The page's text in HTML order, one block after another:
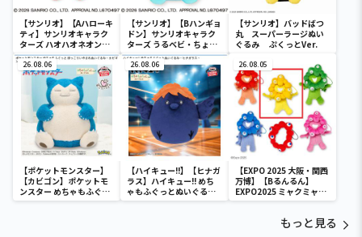
【サンリオ】【Aハローキ
ティ】サンリオキャラク
ターズ ハオハオネオンタ
ウンドールBIGタイプ1
【サンリオ】【Bハンギョ
ドン】サンリオキャラク
ターズ うるベビ・ちょい
デカドール
【サンリオ】バッドばつ
丸 スーパーラージぬい
ぐるみ ぷくっとVer.
26.08.06
【ポケットモンスター】
【カビゴン】ポケットモ
ンスター めちゃもふぐっ
と ほっこりいやされぬい
26.08.06
【ハイキュー!!】【ヒナガ
ラス】ハイキュー!! めち
ゃもふぐっとぬいぐるみ
～ヒナガラス～
26.08.05
【EXPO 2025 大阪・関西
万博】【Bるんるん】
EXPO2025 ミャクミャク
カラフルゴム紐付きぬい
もっと見る